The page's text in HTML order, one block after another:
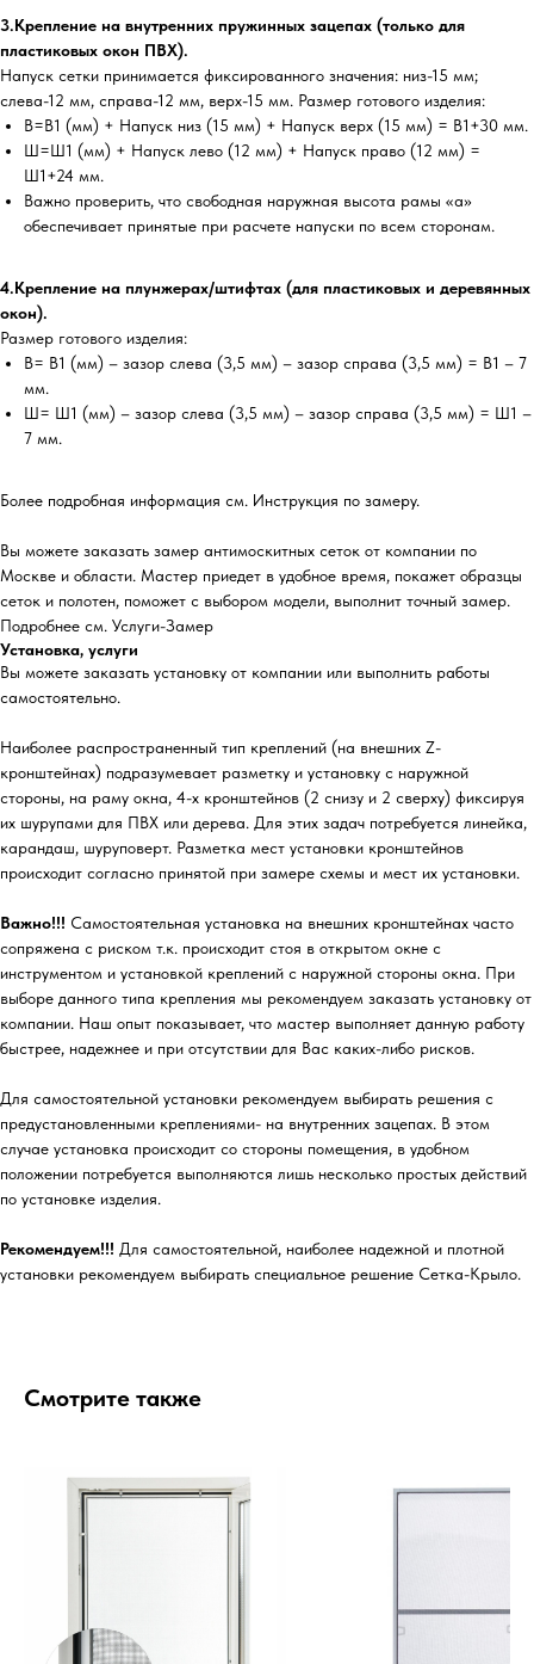
3.Крепление на внутренних пружинных зацепах (только для
пластиковых окон ПВХ).
Напуск сетки принимается фиксированного значения: низ-15 мм;
слева-12 мм, справа-12 мм, верх-15 мм. Размер готового изделия:
В=В1 (мм) + Напуск низ (15 мм) + Напуск верх (15 мм) = В1+30 мм.
Ш=Ш1 (мм) + Напуск лево (12 мм) + Напуск право (12 мм) =
Ш1+24 мм.
Важно проверить, что свободная наружная высота рамы «а»
обеспечивает принятые при расчете напуски по всем сторонам.
4.Крепление на плунжерах/штифтах (для пластиковых и деревянных
окон).
Размер готового изделия:
В= В1 (мм) – зазор слева (3,5 мм) – зазор справа (3,5 мм) = В1 – 7
мм.
Ш= Ш1 (мм) – зазор слева (3,5 мм) – зазор справа (3,5 мм) = Ш1 –
7 мм.
Более подробная информация см. Инструкция по замеру.
Вы можете заказать замер антимоскитных сеток от компании по
Москве и области. Мастер приедет в удобное время, покажет образцы
сеток и полотен, поможет с выбором модели, выполнит точный замер.
Подробнее см. Услуги-Замер
Установка, услуги
Вы можете заказать установку от компании или выполнить работы
самостоятельно.
Наиболее распространенный тип креплений (на внешних Z-
кронштейнах) подразумевает разметку и установку с наружной
стороны, на раму окна, 4-х кронштейнов (2 снизу и 2 сверху) фиксируя
их шурупами для ПВХ или дерева. Для этих задач потребуется линейка,
карандаш, шуруповерт. Разметка мест установки кронштейнов
происходит согласно принятой при замере схемы и мест их установки.
Важно!!! Самостоятельная установка на внешних кронштейнах часто
сопряжена с риском т.к. происходит стоя в открытом окне с
инструментом и установкой креплений с наружной стороны окна. При
выборе данного типа крепления мы рекомендуем заказать установку от
компании. Наш опыт показывает, что мастер выполняет данную работу
быстрее, надежнее и при отсутствии для Вас каких-либо рисков.
Для самостоятельной установки рекомендуем выбирать решения с
предустановленными креплениями- на внутренних зацепах. В этом
случае установка происходит со стороны помещения, в удобном
положении потребуется выполняются лишь несколько простых действий
по установке изделия.
Рекомендуем!!! Для самостоятельной, наиболее надежной и плотной
установки рекомендуем выбирать специальное решение Сетка-Крыло.
Смотрите также